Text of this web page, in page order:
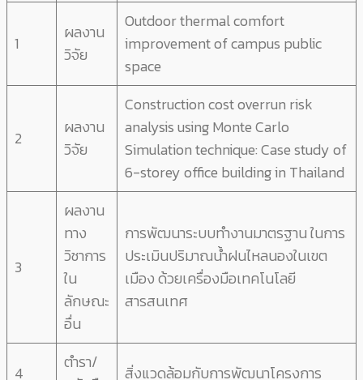
1
ผลงาน
วิจัย
Outdoor thermal comfort
improvement of campus public
space
2
ผลงาน
วิจัย
Construction cost overrun risk
analysis using Monte Carlo
Simulation technique: Case study of
6-storey office building in Thailand
3
ผลงาน
ทาง
วิชาการ
ใน
ลักษณะ
อื่น
การพัฒนาระบบทำงานมาตรฐาน ในการ
ประเมินปริมาณน้ำฝนไหลนองในเขต
เมือง ด้วยเครื่องมือเทคโนโลยี
สารสนเทศ
4
ตำรา/
สิ่งแวดล้อมกับการพัฒนาโครงการ